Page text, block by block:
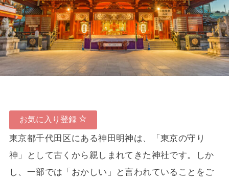
お気に入り登録
東京都千代田区にある神田明神は、「東京の守り
神」として古くから親しまれてきた神社です。しか
し、一部では「おかしい」と言われていることをご